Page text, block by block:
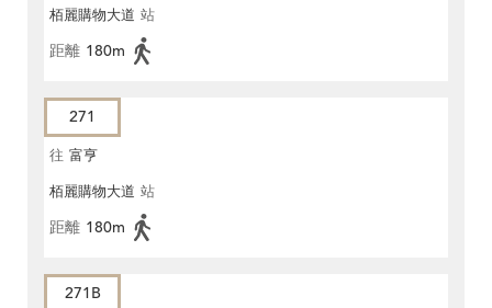
栢麗購物大道 站
距離 180m
271
往 富亨
栢麗購物大道 站
距離 180m
271B